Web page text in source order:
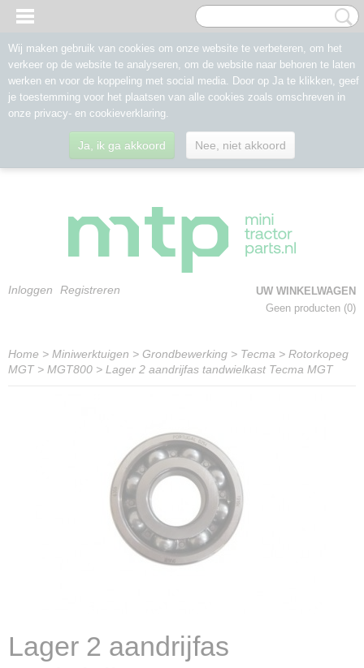
Inloggen Registreren
UW WINKELWAGEN
Geen producten (0)
Home > Miniwerktuigen > Grondbewerking > Tecma > Rotorkopeg
MGT> MGT800 > Lager 2 aandrijfas tandwielkast Tecma MGT
Lager 2 aandrijfas
Wij maken gebruik van cookies om onze website te verbeteren, om het
verkeer op de website te analyseren, om de website naar behoren te laten
werken en voor de koppeling met social media. Door op Ja te klikken, geef
je toestemming voor het plaatsen van alle cookies zoals omschreven in
onze privacy- en cookieverklaring.
Ja, ik ga akkoord Nee, niet akkoord